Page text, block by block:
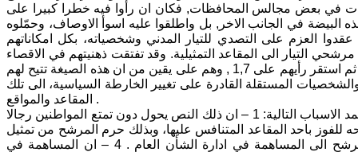
في بعض مجالس المحافظات, فكان ان رأوا فيه خطرا كبيرا على
في الجانب الاخر, بل واطلقوا عليه اسوأ الاوصاف، وحمّلوه
العزم على التصدي للتيار المدني وشخصياته، بكل امكاناتهم
التيار الى المقاعد التمثيلية. وقد تفتقت ذهنيتهم في الاقصاء
عن تشويه طريقة عالم الرياضيات الفرنسي اندريه سانت ليغو، إذ طرحوا صيغة 1,9 ثم استقر رأيهم على 1,7 , وهم على يقين من ان هذه الصيغة تتيح لهم
المستقلة القادرة على تغيير الخارطة السياسية، الى تلك
المقاعد والمواقع .
والملاحظ في حكم المحكمة الاتحادية العليا بعدم دستورية النص سابق الذكر، انه اعتمد الاسباب التالية: 1 – ان ذلك النص يحول دون تمتع المواطنين رجالا
تستطع ايصال مرشحه للفوز باحد المقاعد المتنافس عليها، وبذلك حرم المرشح من تمثيل
ناخبيه . 3- تعطيل حق الترشيح والتصويت والانتخاب باعتبارها آليات للوصول بالمرشح الى المساهمة في ادارة الشأن العام . 4 – ان المساهمة في